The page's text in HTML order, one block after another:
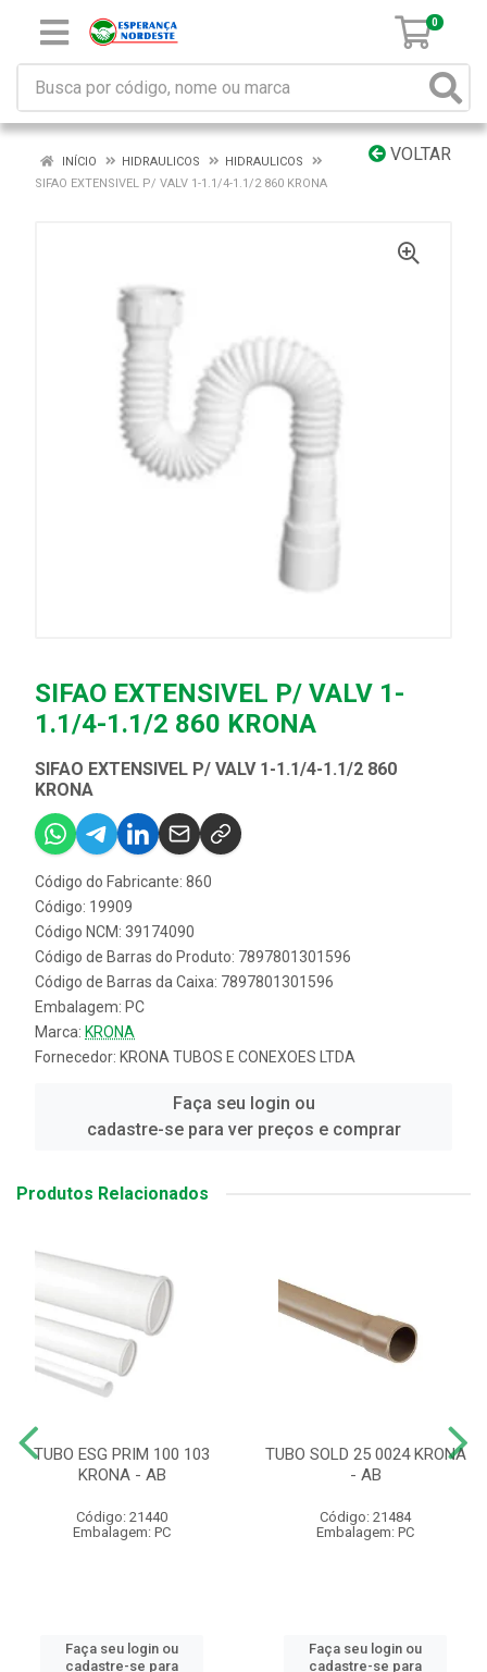
0
VOLTAR
INÍCIO HIDRAULICOS
HIDRAULICOS
SIFAO EXTENSIVEL P/ VALV 1-1.1/4-1.1/2 860 KRONA
SIFAO EXTENSIVEL P/ VALV 1-
1.1/4-1.1/2 860 KRONA
SIFAO EXTENSIVEL P/ VALV 1-1.1/4-1.1/2 860
KRONA
Código do Fabricante: 860
Código: 19909
Código NCM: 39174090
Código de Barras do Produto: 7897801301596
Código de Barras da Caixa: 7897801301596
Embalagem: PC
Marca: KRONA
Fornecedor: KRONA TUBOS E CONEXOES LTDA
Faça seu login ou
cadastre-se para ver preços e comprar
Produtos Relacionados
TUBO ESG PRIM 100 103
KRONA - AB
Código: 21440
Embalagem: PC
Faça seu login ou
cadastre-se para
TUBO SOLD 25 0024 KRONA
- AB
Código: 21484
Embalagem: PC
Faça seu login ou
cadastre-se para